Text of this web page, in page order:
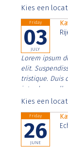
Aenean
Kies een
Friday
03
JULY
Lorem ipsum
elit.
tristique. Duis
interdum
Aenean
Kies een
Friday
26
JUNE